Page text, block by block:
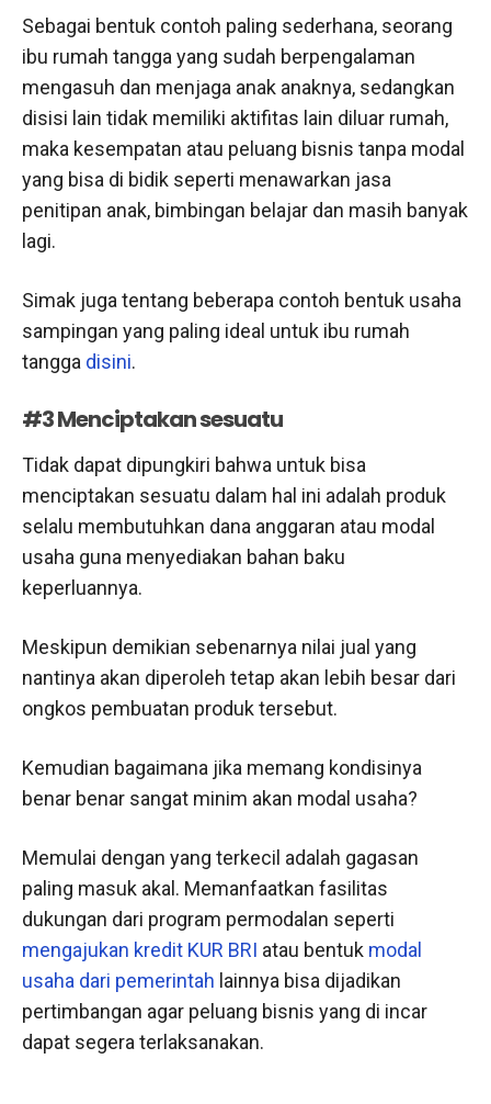
Sebagai bentuk contoh paling sederhana, seorang
ibu rumah tangga yang sudah berpengalaman
mengasuh dan menjaga anak anaknya, sedangkan
disisi lain tidak memiliki aktifitas lain diluar rumah,
maka kesempatan atau peluang bisnis tanpa modal
yang bisa di bidik seperti menawarkan jasa
penitipan anak, bimbingan belajar dan masih banyak
lagi.
Simak juga tentang beberapa contoh bentuk usaha
sampingan yang paling ideal untuk ibu rumah
tangga disini.
#3 Menciptakan sesuatu
Tidak dapat dipungkiri bahwa untuk bisa
menciptakan sesuatu dalam hal ini adalah produk
selalu membutuhkan dana anggaran atau modal
usaha guna menyediakan bahan baku
keperluannya.
Meskipun demikian sebenarnya nilai jual yang
nantinya akan diperoleh tetap akan lebih besar dari
ongkos pembuatan produk tersebut.
Kemudian bagaimana jika memang kondisinya
benar benar sangat minim akan modal usaha?
Memulai dengan yang terkecil adalah gagasan
paling masuk akal. Memanfaatkan fasilitas
dukungan dari program permodalan seperti
mengajukan kredit KUR BRI atau bentuk modal
usaha dari pemerintah lainnya bisa dijadikan
pertimbangan agar peluang bisnis yang di incar
dapat segera terlaksanakan.